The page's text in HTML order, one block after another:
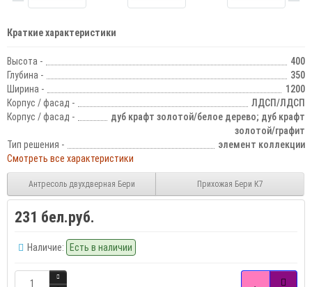
Краткие характеристики
Высота -
400
Глубина -
350
Ширина -
1200
Корпус / фасад -
ЛДСП/ЛДСП
Корпус / фасад -
дуб крафт золотой/белое дерево; дуб крафт
золотой/графит
Тип решения -
элемент коллекции
Смотреть все характеристики
Антресоль двухдверная Бери Прихожая Бери К7
231 бел.руб.
Наличие: Есть в наличии